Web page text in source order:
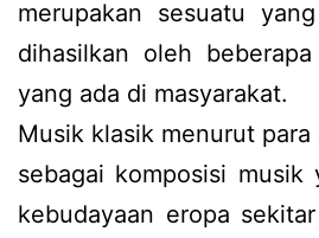
merupakan sesuatu
dihasilkan oleh
yang ada di masyarakat.
Musik klasik menurut
sebagai komposisi musik
kebudayaan eropa